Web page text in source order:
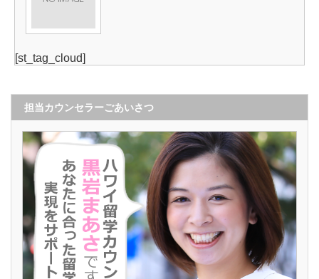
[st_tag_cloud]
担当カウンセラーごあいさつ